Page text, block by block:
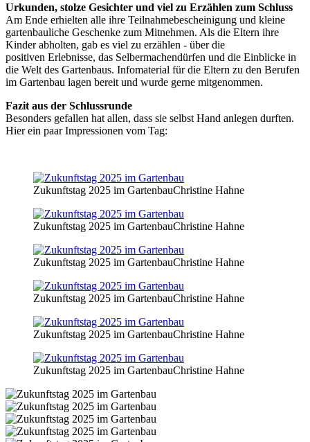
Urkunden, stolze Gesichter und viel zu Erzählen zum Schluss
Am Ende erhielten alle ihre Teilnahmebescheinigung und kleine
gartenbauliche Geschenke zum Mitnehmen. Als die Eltern ihre
Kinder abholten, gab es viel zu erzählen - über die
positiven Erlebnisse, das Selbermachendürfen und die Einblicke in
die Welt des Gartenbaus. Infomaterial für die Eltern zu den Berufen
im Gartenbau lagen bereit und wurde gerne mitgenommen.
Fazit aus der Schlussrunde
Besonders gefallen hat allen, dass sie selbst Hand anlegen durften.
Hier ein paar Impressionen vom Tag:
Zukunftstag 2025 im GartenbauChristine Hahne
Zukunftstag 2025 im GartenbauChristine Hahne
Zukunftstag 2025 im GartenbauChristine Hahne
Zukunftstag 2025 im GartenbauChristine Hahne
Zukunftstag 2025 im GartenbauChristine Hahne
Zukunftstag 2025 im GartenbauChristine Hahne